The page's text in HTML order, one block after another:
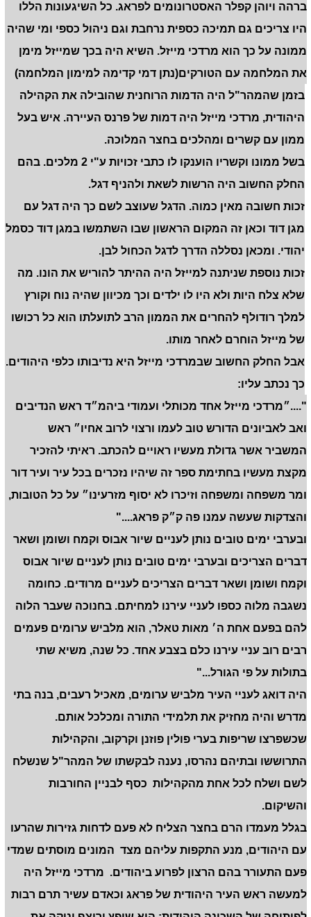
ברהה ויוהן קפלר האסטרונומים לפראג. כל השיגעונות הללו
היו צריכים גם תמיכה כספית נרחבת וגם ניהול כספי ומי שהיה
ממונה על כך הוא מרדכי מייזל. השיא היה בכך שמייזל מימן
את המלחמה עם הטורקים(נתן דמי קדימה למימון המלחמה)
בזמן שהמהר"ל היה הדמות הרוחנית שהובילה את הקהילה
היהודית, מרדכי מייזל היה דמות של פרנס העיירה. איש בעל
ממון עם קשרים ומהלכים בחצר המלוכה.
בשל ממונו וקשריו הוענקו לו כתבי זכויות ע"י 2 מלכים. בהם
החלק החשוב היה הרשות לשאת ולהניף דגל.
זכות חשובה מאין כמוה. הדגל שעוצב לשם כך היה דגל עם
מגן דוד וכאן זה המקום הראשון שבו השתמשו במגן דוד כסמל
יהודי. ומכאן נסללה הדרך לדגל הכחול לבן.
זכות נוספת שניתנה למייזל היה ההיתר להוריש את הונו. מה
שלא צלח היות ולא היו לו ילדים וכך מכיוון שהיה נוח וקורץ
למלך רודולף להחרים את הממון הרב לתועלתו הוא כל רכושו
של מייזל הוחרם לאחר מותו.
אבל החלק החשוב שבמרדכי מייזל היא נדיבותו כלפי היהודים.
כך נכתב עליו:
"....״מרדכי מייזל אחד מכותלי ועמודי ביהמ״ד ראש הנדיבים
ואב לאביונים הדורש טוב לעמו ורצוי לרוב אחיו״ ראש
המשביר אשר גדולת מעשיו ראויים להכתב. ראיתי להזכיר
מקצת מעשיו בחתימת ספר זה שיהיו נזכרים בכל עיר ועיר דור
ומר משפחה ומשפחה וזיכרו לא יסוף מזרעינו״ על כל הטובות,
והצדקות שעשה עמנו פה ק״ק פראג...."
ובערבי ימים טובים נותן לעניים שיור אבוס וקמח ושומן ושאר
דברים הצריכים ובערבי ימים טובים נותן לעניים שיור אבוס
וקמח ושומן ושאר דברים הצריכים לעניים מרודים. כחומה
נשגבה מלוה כספו לעניי עירנו למחיתם. בחנוכה שעבר הלוה
להם בפעם אחת ה׳ מאות טאלר, הוא מלביש ערומים פעמים
רבים רוב עניי עירנו כלם בצבע אחד. כל שנה, משיא שתי
בתולות על פי הגורל..."
היה דואג לעניי העיר מלביש ערומים, מאכיל רעבים, בנה בתי
מדרש והיה מחזיק את תלמידי התורה ומכלכל אותם.
שכשפרצו שריפות בערי פולין פוזנן וקרקוב, והקהילות
התרוששו ובתיהם נהרסו, נענה לבקשתו של המהר"ל שנשלח
לשם ושלח לכל אחת מהקהילות כסף לבניין החורבות
והשיקום.
בגלל מעמדו הרם בחצר הצליח לא פעם לדחות גזירות שהרעו
עם היהודים, מנע התקפות עליהם מצד המונים מוסתים שמדי
פעם התעורר בהם הרצון לפרוע ביהודים. מרדכי מייזל היה
למעשה ראש העיר היהודית של פראג וכאדם עשיר תרם רבות